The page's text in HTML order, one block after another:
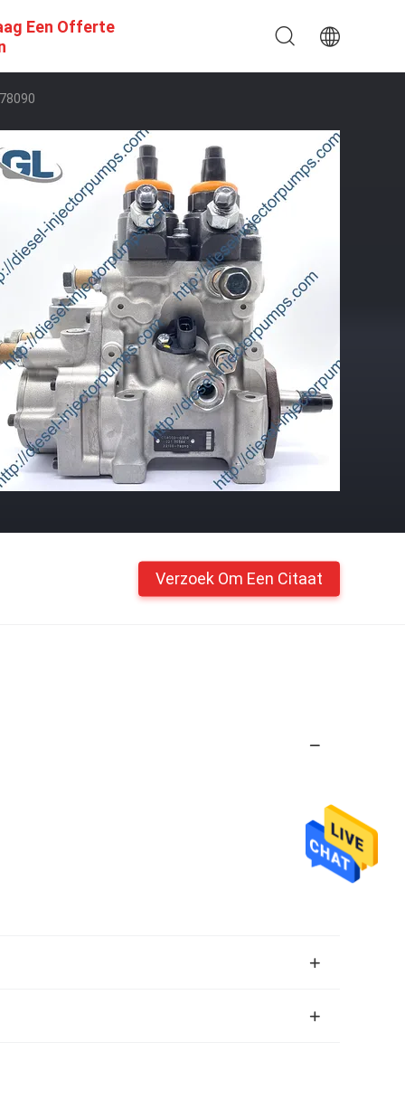
Een Offerte
Verzoek Om Een Citaat